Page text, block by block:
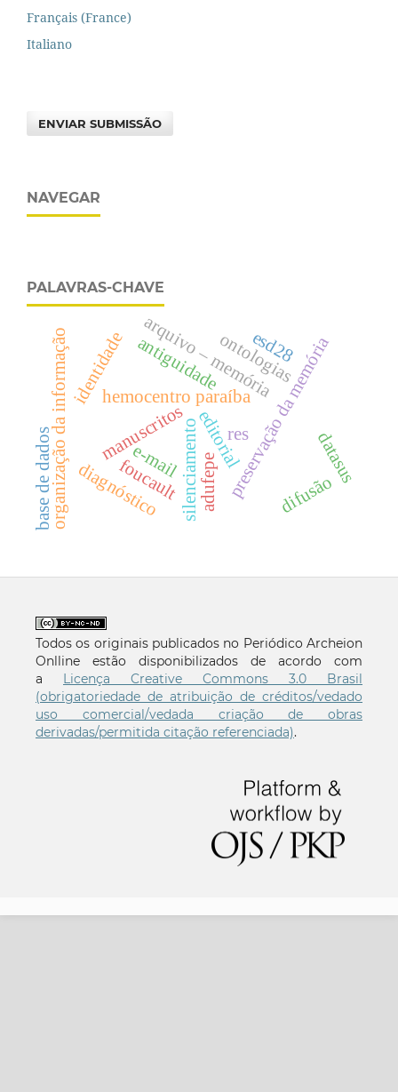
Français (France)
Italiano
ENVIAR SUBMISSÃO
NAVEGAR
PALAVRAS-CHAVE
hemocentro paraíba
editorial
manuscritossilenciamento preservação da memória
foucault
arquivo – memória
antiguidadeontologias
organização da informaçãodiagnóstico
identidade
difusão
e-mail
res
esd28
datasus
base de dados adufepe
Todos os originais publicados no Periódico Archeion
Onlline estão disponibilizados de acordo com
a Licença Creative Commons 3.0 Brasil
(obrigatoriedade de atribuição de créditos/vedado
uso comercial/vedada criação de obras
derivadas/permitida citação referenciada).